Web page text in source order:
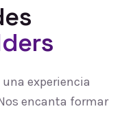
experiencia
encanta formar